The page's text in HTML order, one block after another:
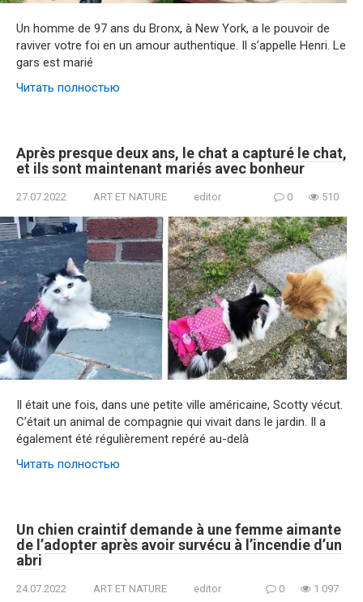
Un homme de 97 ans du Bronx, à New York, a le pouvoir de
raviver votre foi en un amour authentique. Il s’appelle Henri. Le
gars est marié
Читать полностью
Après presque deux ans, le chat a capturé le chat,
et ils sont maintenant mariés avec bonheur
27.07.2022 ART ET NATURE editor 0 510
Il était une fois, dans une petite ville américaine, Scotty vécut.
C’était un animal de compagnie qui vivait dans le jardin. Il a
également été régulièrement repéré au-delà
Читать полностью
Un chien craintif demande à une femme aimante
de l’adopter après avoir survécu à l’incendie d’un
abri
24.07.2022 ART ET NATURE editor 0 1 097